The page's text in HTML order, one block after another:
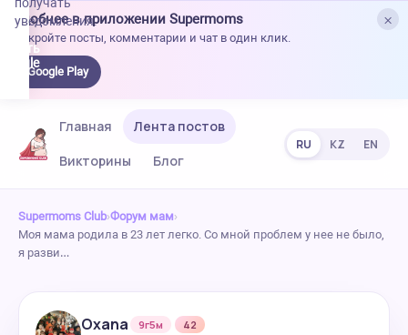
×
Удобнее в приложении Supermoms
Откройте посты, комментарии и чат в один клик.
Google Play
уведомления.
Главная
Лента постов
Викторины
Блог
RU KZ EN
Supermoms Club›Форум мам›
Моя мама родила в 23 лет легко. Со мной проблем у нее не было,
я разви…
Oxana 9г5м
42